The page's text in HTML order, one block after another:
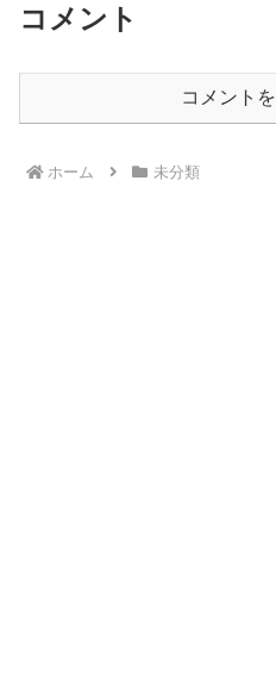
コメント
コメント
ホーム 未分類